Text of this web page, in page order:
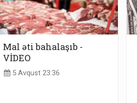
Mal əti bahalaşıb -
VİDEO
5 Avqust 23:36